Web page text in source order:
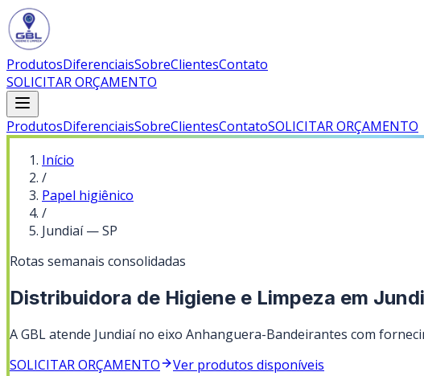
ProdutosDiferenciaisSobreClientesContato
SOLICITAR ORÇAMENTO
ProdutosDiferenciaisSobreClientesContatoSOLICITAR ORÇAMENTO
Início
/
Papel higiênico
/
Jundiaí—SP
Rotas semanais consolidadas
Distribuidora de Higiene e Limpeza em
A GBL atende Jundiaí no eixo Anhanguera-Bandeirantes com
SOLICITAR ORÇAMENTO
Ver produtos disponíveis